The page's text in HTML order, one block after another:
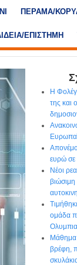
ΠΕΡΑΜΑ/
ΕΠΙΣΤΗΜΗ
Η
της και
ευρώ σε
Νέοι
ομάδα
Μάθημα
βρέφη,